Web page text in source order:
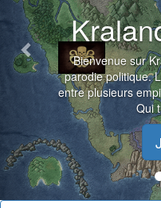
Bienvenue sur
parodie politique.
entre plusieurs
Qui